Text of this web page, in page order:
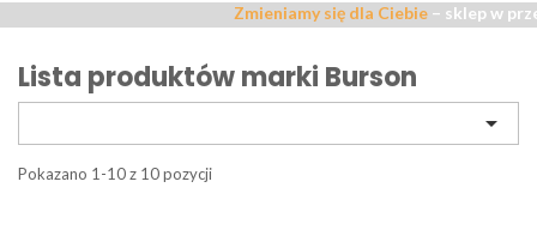
Zmieniamy się dla Ciebie– sklep w
Lista produktów marki Burson

Pokazano 1-10 z 10 pozycji